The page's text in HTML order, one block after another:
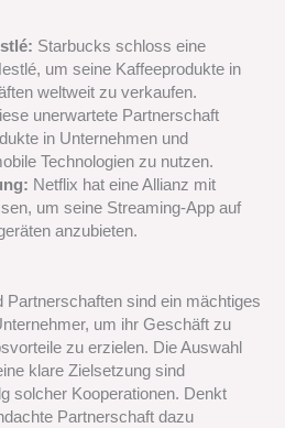
Starbucks schloss eine
um seine Kaffeeprodukte in
weltweit zu verkaufen.
unerwartete Partnerschaft
in Unternehmen und
Technologien zu nutzen.
Netflix hat eine Allianz mit
um seine Streaming-App auf
anzubieten.
Partnerschaften sind ein mächtiges
um ihr Geschäft zu
zu erzielen. Die Auswahl
klare Zielsetzung sind
solcher Kooperationen. Denkt
Partnerschaft dazu